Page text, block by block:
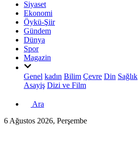
Siyaset
Ekonomi
Öykü-Şiir
Gündem
Dünya
Spor
Magazin
Genel kadın Bilim Çevre Din Sağlık
Asayiş Dizi ve Film
Ara
6 Ağustos 2026, Perşembe